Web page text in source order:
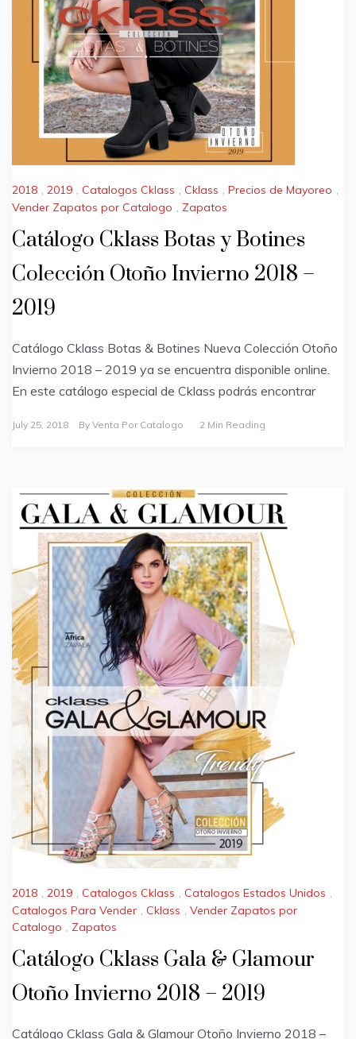
2018 , 2019 , Catalogos Cklass , Cklass , Precios de Mayoreo ,
Vender Zapatos por Catalogo , Zapatos
Catálogo Cklass Botas y Botines
Colección Otoño Invierno 2018 –
2019
Catálogo Cklass Botas & Botines Nueva Colección Otoño
Invierno 2018 – 2019 ya se encuentra disponible online.
En este catálogo especial de Cklass podrás encontrar
July 25, 2018 By Venta Por Catalogo 2 Min Reading
2018 , 2019 , Catalogos Cklass , Catalogos Estados Unidos ,
Catalogos Para Vender , Cklass , Vender Zapatos por
Catalogo , Zapatos
Catálogo Cklass Gala & Glamour
Otoño Invierno 2018 – 2019
Catálogo Cklass Gala & Glamour Otoño Invierno 2018 –